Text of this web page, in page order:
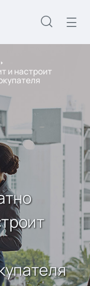
и настроит